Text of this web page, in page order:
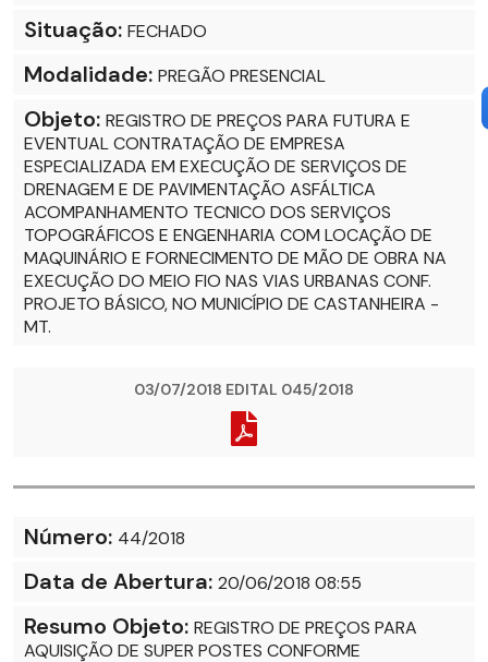
Situação: FECHADO
Modalidade: PREGÃO PRESENCIAL
Objeto: REGISTRO DE PREÇOS PARA FUTURA E
EVENTUAL CONTRATAÇÃO DE EMPRESA
ESPECIALIZADA EM EXECUÇÃO DE SERVIÇOS DE
DRENAGEM E DE PAVIMENTAÇÃO ASFÁLTICA
ACOMPANHAMENTO TECNICO DOS SERVIÇOS
TOPOGRÁFICOS E ENGENHARIA COM LOCAÇÃO DE
MAQUINÁRIO E FORNECIMENTO DE MÃO DE OBRA NA
EXECUÇÃO DO MEIO FIO NAS VIAS URBANAS CONF.
PROJETO BÁSICO, NO MUNICÍPIO DE CASTANHEIRA -
MT.
03/07/2018 EDITAL 045/2018
Número: 44/2018
Data de Abertura: 20/06/2018 08:55
Resumo Objeto: REGISTRO DE PREÇOS PARA
AQUISIÇÃO DE SUPER POSTES CONFORME